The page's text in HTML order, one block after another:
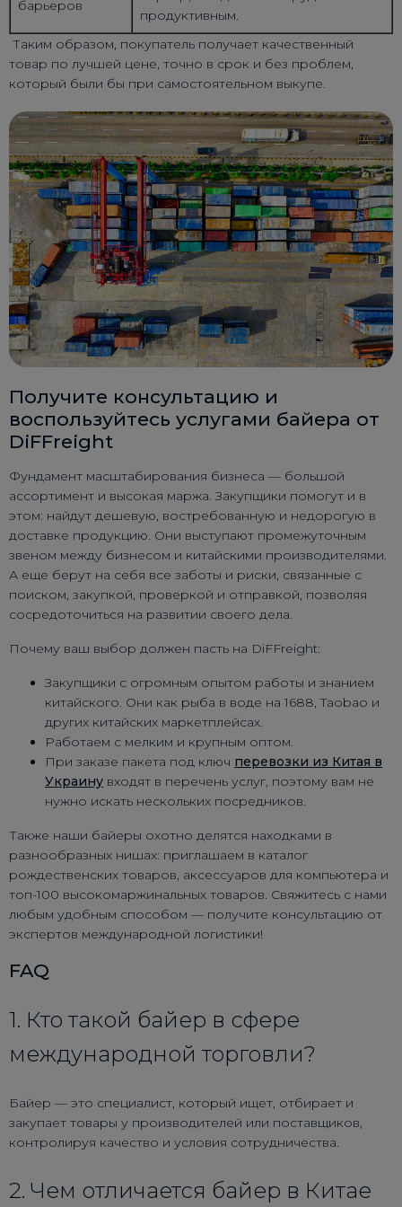
барьеров
продуктивным.
Таким образом, покупатель получает качественный
товар по лучшей цене, точно в срок и без проблем,
который были бы при самостоятельном выкупе.
Получите консультацию и
воспользуйтесь услугами байера от
DiFFreight
Фундамент масштабирования бизнеса — большой
ассортимент и высокая маржа. Закупщики помогут и в
этом: найдут дешевую, востребованную и недорогую в
доставке продукцию. Они выступают промежуточным
звеном между бизнесом и китайскими производителями.
А еще берут на себя все заботы и риски, связанные с
поиском, закупкой, проверкой и отправкой, позволяя
сосредоточиться на развитии своего дела.
Почему ваш выбор должен пасть на DiFFreight:
Закупщики с огромным опытом работы и знанием
китайского. Они как рыба в воде на 1688, Taobao и
других китайских маркетплейсах.
Работаем с мелким и крупным оптом.
При заказе пакета под ключ перевозки из Китая в
Украину входят в перечень услуг, поэтому вам не
нужно искать нескольких посредников.
Также наши байеры охотно делятся находками в
разнообразных нишах: приглашаем в каталог
рождественских товаров, аксессуаров для компьютера и
топ-100 высокомаржинальных товаров. Свяжитесь с нами
любым удобным способом — получите консультацию от
экспертов международной логистики!
FAQ
1. Кто такой байер в сфере
международной торговли?
Байер — это специалист, который ищет, отбирает и
закупает товары у производителей или поставщиков,
контролируя качество и условия сотрудничества.
2. Чем отличается байер в Китае